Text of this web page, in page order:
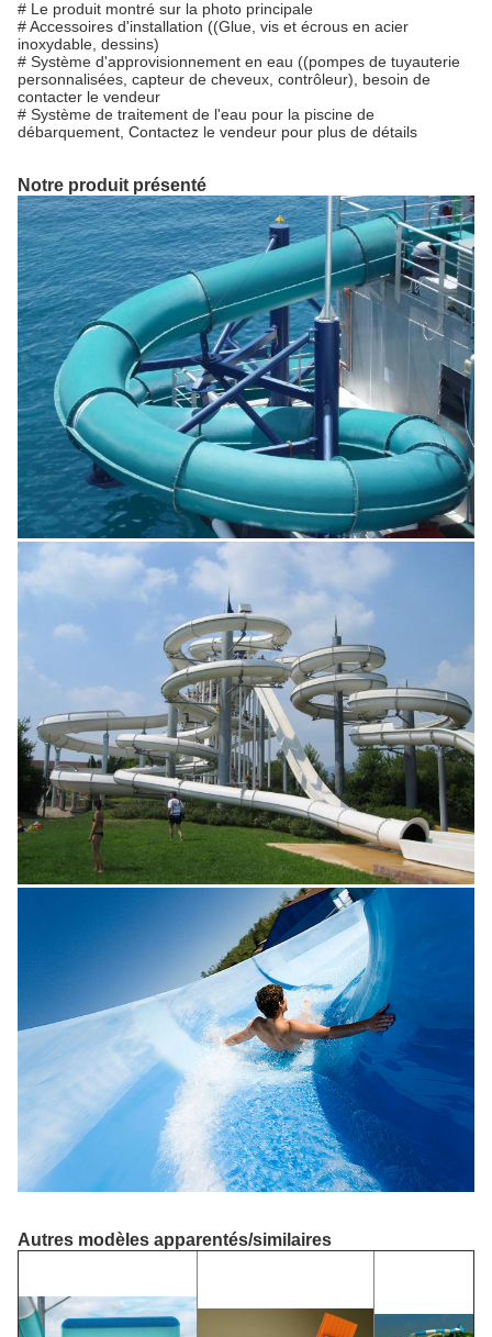
# Le produit montré sur la photo principale
# Accessoires d'installation ((Glue, vis et écrous en acier
inoxydable, dessins)
# Système d'approvisionnement en eau ((pompes de tuyauterie
personnalisées, capteur de cheveux, contrôleur), besoin de
contacter le vendeur
# Système de traitement de l'eau pour la piscine de
débarquement, Contactez le vendeur pour plus de détails
Notre produit présenté
Autres modèles apparentés/similaires